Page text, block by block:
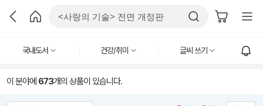
국내도서 건강/취미 글씨 쓰기
이 분야에 673개의 상품이 있습니다.